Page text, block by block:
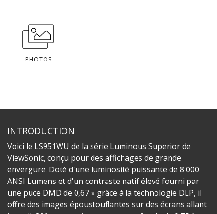
PHOTOS
INTRODUCTION
Voici le LS951WU de la série Luminous Superior de
ViewSonic, conçu pour des affichages de grande
envergure. Doté d'une luminosité puissante de 8 000
ANSI Lumens et d'un contraste natif élevé fourni par
une puce DMD de 0,67 » grâce à la technologie DLP, il
offre des images époustouflantes sur des écrans allant